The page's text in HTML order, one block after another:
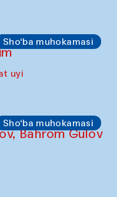
Sho‘ba muhokamasi
uyi
Sho‘ba muhokamasi
Bahrom Gulov